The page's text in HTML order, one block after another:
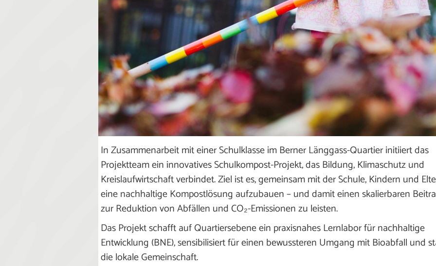
In Zusammenarbeit mit einer Schulklasse im Berner Länggass-Quartier initiiert das
Projektteam ein innovatives Schulkompost-Projekt, das Bildung, Klimaschutz und
Kreislaufwirtschaft verbindet. Ziel ist es, gemeinsam mit der Schule, Kindern und
eine nachhaltige Kompostlösung aufzubauen – und damit einen skalierbaren
zur Reduktion von Abfällen und CO₂-Emissionen zu leisten.
Das Projekt schafft auf Quartiersebene ein praxisnahes Lernlabor für nachhaltige
Entwicklung (BNE), sensibilisiert für einen bewussteren Umgang mit Bioabfall und
die lokale Gemeinschaft.